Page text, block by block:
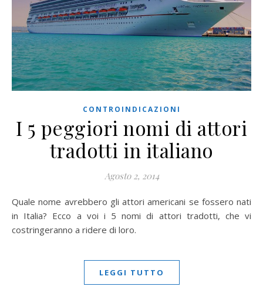
CONTROINDICAZIONI
I 5 peggiori nomi di attori
tradotti in italiano
Agosto 2, 2014
Quale nome avrebbero gli attori americani se fossero nati
in Italia? Ecco a voi i 5 nomi di attori tradotti, che vi
costringeranno a ridere di loro.
LEGGI TUTTO